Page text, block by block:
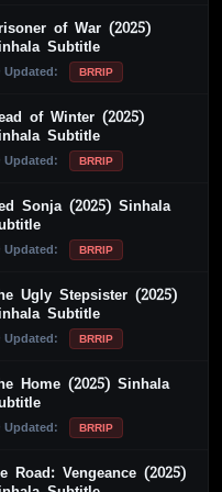
of War (2025)
Subtitle
Updated: BRRIP
of Winter (2025)
Subtitle
Updated: BRRIP
Sonja (2025) Sinhala
Updated: BRRIP
Ugly Stepsister (2025)
Subtitle
Updated: BRRIP
Home (2025) Sinhala
Updated: BRRIP
Road: Vengeance (2025)